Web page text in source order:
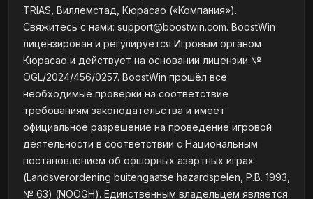
TRIAS, Виллемстад, Кюрасао («Компания»).
Свяжитесь с нами: support@boostwin.com. BoostWin
лицензирован и регулируется Игровым органом
Кюрасао и действует на основании лицензии №
OGL/2024/456/0257. BoostWin прошёл все
необходимые проверки на соответствие
требованиям законодательства и имеет
официальное разрешение на проведение игровой
деятельности в соответствии с Национальным
постановлением об офшорных азартных играх
(Landsverordening buitengaatse hazardspelen, P.B. 1993,
№ 63) (NOOGH). Единственным владельцем является